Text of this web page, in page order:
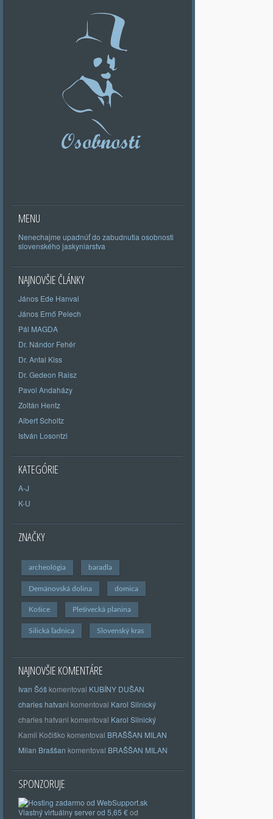
MENU
Nenechajme upadnúť do zabudnutia osobnosti
slovenského jaskyniarstva
NAJNOVŠIE ČLÁNKY
János Ede Hanvai
János Ernő Pelech
Pál MAGDA
Dr. Nándor Fehér
Dr. Antal Kiss
Dr. Gedeon Raisz
Pavol Andaházy
Zoltán Hentz
Albert Scholtz
István Losontzi
KATEGÓRIE
A-J
K-U
ZNAČKY
archeológia baradla
Demänovská dolina domica
Košice Plešivecká planina
Silická ľadnica Slovenský kras
NAJNOVŠIE KOMENTÁRE
Ivan Šóškomentoval KUBÍNY DUŠAN
charles hatvani komentoval Karol Silnický
charles hatvani komentoval Karol Silnický
Kamil Kočiško komentoval BRAŠŠAN MILAN
Milan Braššan komentoval BRAŠŠAN MILAN
SPONZORUJE
Vlastnývirtuálny server od 5,65 €od